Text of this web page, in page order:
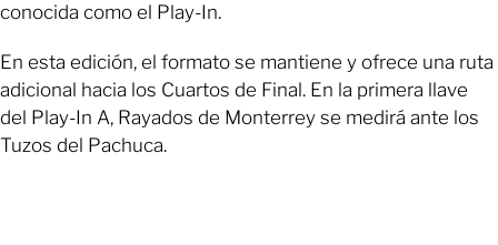
conocida como el Play-In.
En esta edición, el formato se mantiene y ofrece una ruta
adicional hacia los Cuartos de Final. En la primera llave
del Play-In A, Rayados de Monterrey se medirá ante los
Tuzos del Pachuca.